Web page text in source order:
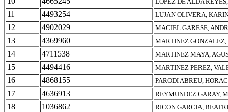
11 4493254 LUJAN OLIVERA,
12 4902029 MACIEL GARESE,
13 4369960 MARTINEZ
14 4711538 MARTINEZ MAYA,
15 4494416 MARTINEZ PEREZ,
16 4868155 PARODI ABREU,
17 4636913 REYMUNDEZ GARAY,
18 1036862 RICON GARCIA,